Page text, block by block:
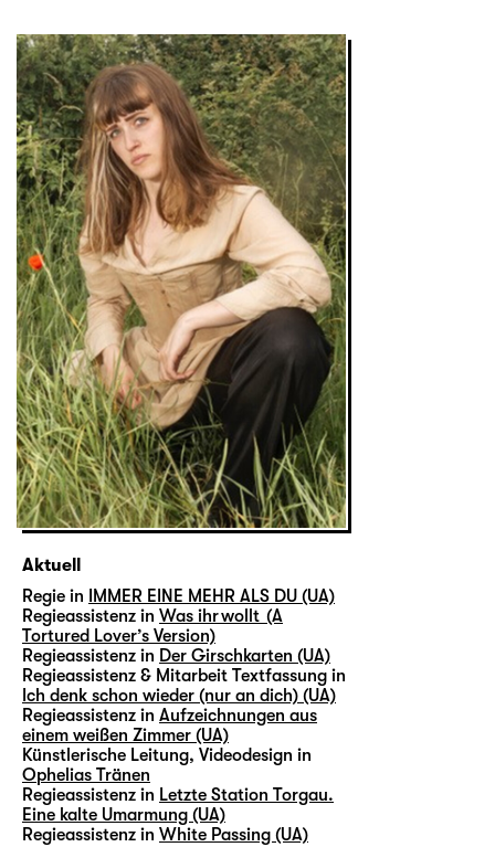
Aktuell
Regie in
IMMER EINE MEHR ALS DU (UA)
Regieassistenz in Was ihr wollt (A
Tortured Lover’s Version)
Regieassistenz in Der Girschkarten (UA)
Regieassistenz & Mitarbeit Textfassung in
Ich denk schon wieder (nur an dich) (UA)
Regieassistenz in Aufzeichnungen aus
einem weißen Zimmer (UA)
Künstlerische Leitung, Videodesign in
Ophelias Tränen
Regieassistenz in Letzte Station Torgau.
Eine kalte Umarmung (UA)
Regieassistenz in White Passing (UA)